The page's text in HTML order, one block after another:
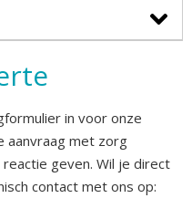
in voor onze
aanvraag met zorg
geven. Wil je direct
contact met ons op: